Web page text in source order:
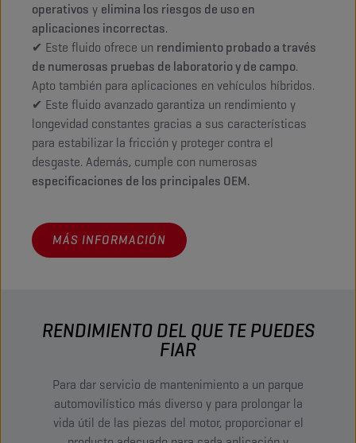
operativos y elimina los riesgos de uso en
aplicaciones incorrectas.
✔ Este fluido ofrece un rendimiento probado a través
de numerosas pruebas de laboratorio y de campo.
Apto también para aplicaciones en vehículos híbridos.
✔ Este fluido avanzado garantiza un rendimiento y
longevidad constantes gracias a sus características
para estabilizar la fricción y proteger contra el
desgaste. Además, cumple con numerosas
especificaciones de los principales OEM.
MÁS INFORMACIÓN
RENDIMIENTO DEL QUE TE PUEDES
FIAR
Para dar servicio de mantenimiento a un parque
automovilístico más diverso y para prolongar la
vida útil de las piezas del motor, proporcionar el